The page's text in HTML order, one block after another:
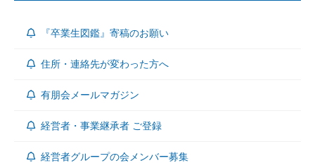
『卒業生図鑑』寄稿のお願い
住所・連絡先が変わった方へ
有朋会メールマガジン
経営者・事業継承者 ご登録
経営者グループの会メンバー募集